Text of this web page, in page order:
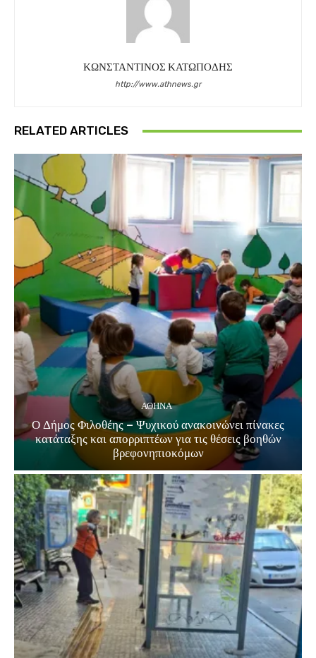
ΚΩΝΣΤΑΝΤΙΝΟΣ ΚΑΤΩΠΟΔΗΣ
http://www.athnews.gr
RELATED ARTICLES
ΑΘΗΝΑ
Ο Δήμος Φιλοθέης – Ψυχικού ανακοινώνει πίνακες
κατάταξης και απορριπτέων για τις θέσεις βοηθών
βρεφονηπιοκόμων